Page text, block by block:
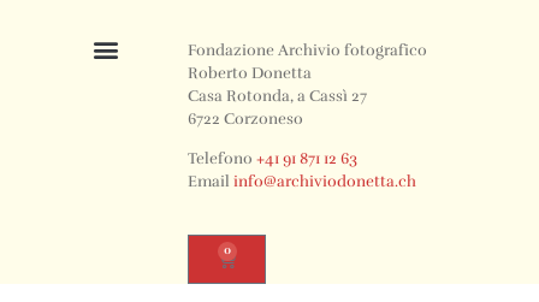
Fondazione Archivio fotografico
Roberto Donetta
Casa Rotonda, a Cassì 27
6722 Corzoneso
Telefono+41 91 871 12 63
Emailinfo@archiviodonetta.ch
0